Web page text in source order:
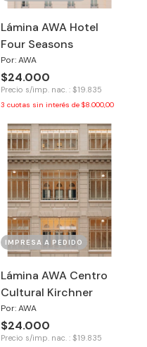
Lámina AWA Hotel
Four Seasons
Por: AWA
$24.000
Precio s/imp. nac. : $19.835
3 cuotas sin interés de $8.000,00
IMPRESA A PEDIDO
Lámina AWA Centro
Cultural Kirchner
Por: AWA
$24.000
Precio s/imp. nac. : $19.835